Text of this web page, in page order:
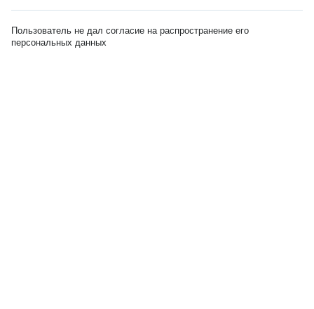
Пользователь не дал согласие на распространение его
персональных данных